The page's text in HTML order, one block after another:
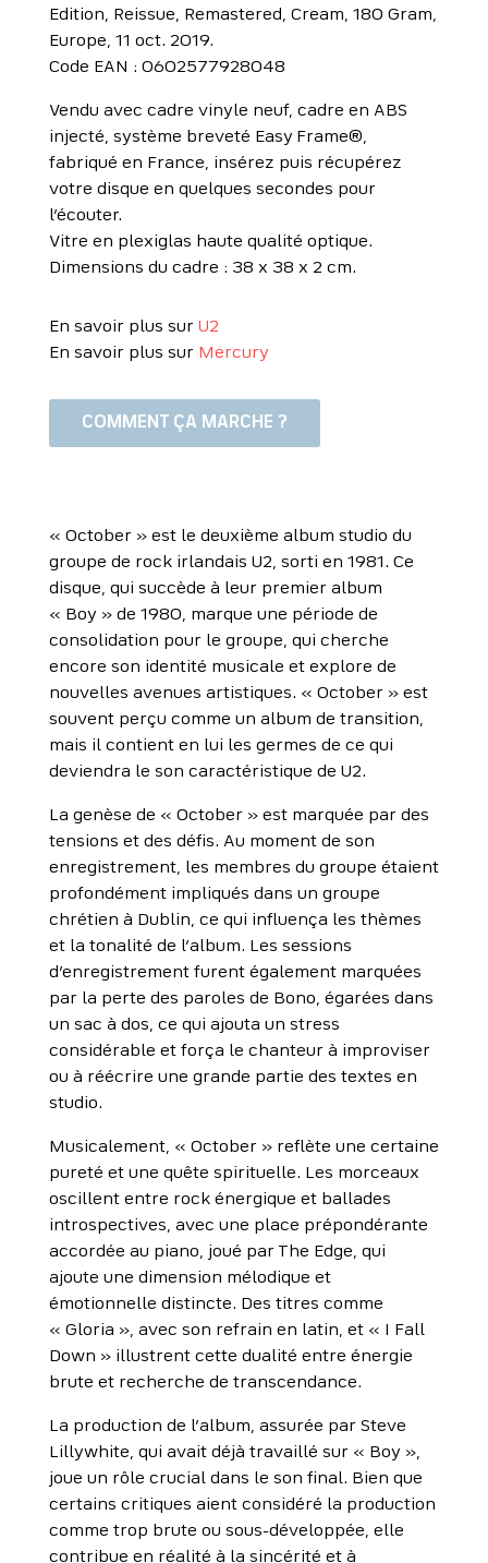
Edition, Reissue, Remastered, Cream, 180 Gram,
Europe, 11 oct. 2019.
Code EAN : 0602577928048
Vendu avec cadre vinyle neuf, cadre en ABS
injecté, système breveté Easy Frame®,
fabriqué en France, insérez puis récupérez
votre disque en quelques secondes pour
l’écouter.
Vitre en plexiglas haute qualité optique.
Dimensions du cadre : 38 x 38 x 2 cm.
En savoir plus sur U2
En savoir plus sur Mercury
COMMENT ÇA MARCHE ?
« October » est le deuxième album studio du
groupe de rock irlandais U2, sorti en 1981. Ce
disque, qui succède à leur premier album
« Boy » de 1980, marque une période de
consolidation pour le groupe, qui cherche
encore son identité musicale et explore de
nouvelles avenues artistiques. « October » est
souvent perçu comme un album de transition,
mais il contient en lui les germes de ce qui
deviendra le son caractéristique de U2.
La genèse de « October » est marquée par des
tensions et des défis. Au moment de son
enregistrement, les membres du groupe étaient
profondément impliqués dans un groupe
chrétien à Dublin, ce qui influença les thèmes
et la tonalité de l’album. Les sessions
d’enregistrement furent également marquées
par la perte des paroles de Bono, égarées dans
un sac à dos, ce qui ajouta un stress
considérable et força le chanteur à improviser
ou à réécrire une grande partie des textes en
studio.
Musicalement, « October » reflète une certaine
pureté et une quête spirituelle. Les morceaux
oscillent entre rock énergique et ballades
introspectives, avec une place prépondérante
accordée au piano, joué par The Edge, qui
ajoute une dimension mélodique et
émotionnelle distincte. Des titres comme
« Gloria », avec son refrain en latin, et « I Fall
Down » illustrent cette dualité entre énergie
brute et recherche de transcendance.
La production de l’album, assurée par Steve
Lillywhite, qui avait déjà travaillé sur « Boy »,
joue un rôle crucial dans le son final. Bien que
certains critiques aient considéré la production
comme trop brute ou sous-développée, elle
contribue en réalité à la sincérité et à